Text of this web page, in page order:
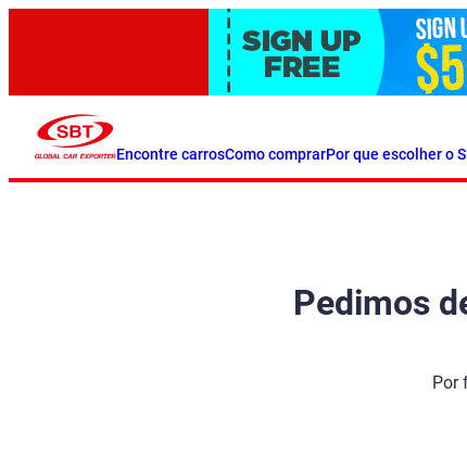
Encontre carrosComo comprarPor que escolher o
Pedimos
Por